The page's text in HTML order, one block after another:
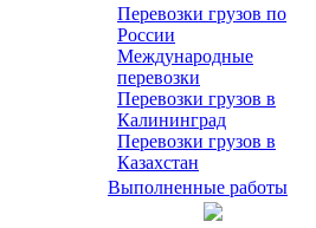
Перевозки грузов по
России
Международные
перевозки
Перевозки грузов в
Калининград
Перевозки грузов в
Казахстан
Выполненные работы